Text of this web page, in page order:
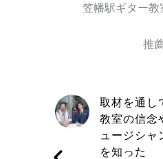
笠幡駅ギター教
推
取材を通し
教室の信念
ュージシャ
を知った